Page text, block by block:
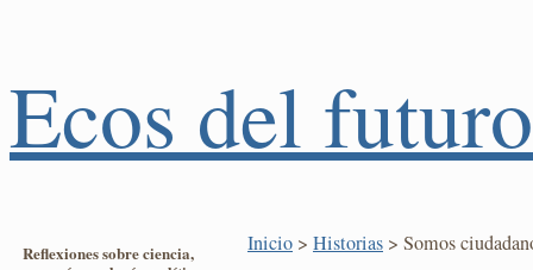
Ecos del futuro
Reflexiones sobre ciencia,
Inicio > Historias > Somos